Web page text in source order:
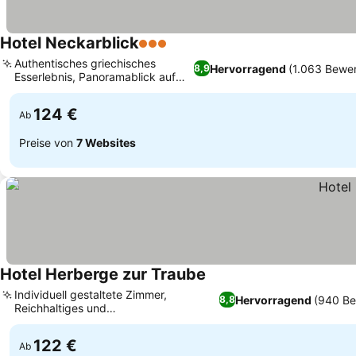
Hotel Neckarblick3 Sterne
8,9Hervorragend (1.063
Authentisches griechisches
Esserlebnis, Panoramablick auf
das Neckartal
Ab 124 €
Preise von 7 Websites
Hotel Herberge zur Traube
8,8Hervorragend (940
Individuell gestaltete Zimmer,
Reichhaltiges und
abwechslungsreiches Frühstücksbuffet
Ab 122 €